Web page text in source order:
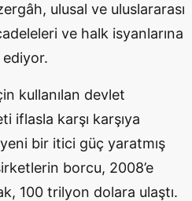
ulusal ve uluslararası
ve halk isyanlarına
kullanılan devlet
iflasla karşı karşıya
bir itici güç yaratmış
borcu, 2008’e
100 trilyon dolara ulaştı.